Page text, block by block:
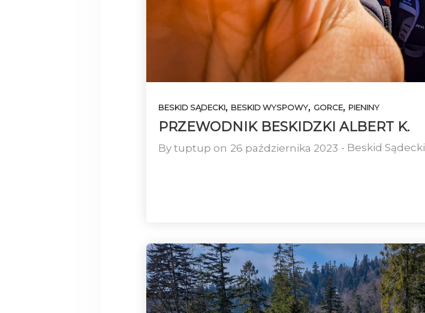
GÓRA
10 3
CZERWIEC
WYJAZD W
BIESZCZADY
BESKID SĄDECKI, BESKID WYSPOWY, GORCE, PIENINY
PRZEWODNIK BESKIDZKI ALBERT K.
By tuptup on 26 października 2023 - Beskid Sądecki